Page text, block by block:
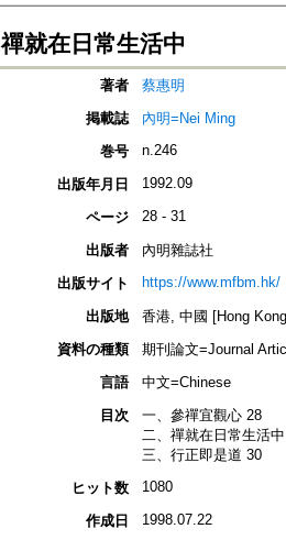
禪就在日常生活中
著者
蔡惠明
掲載誌
內明=Nei Ming
巻号
n.246
出版年月日 1992.09
ページ 28 - 31
出版者
內明雜誌社
出版サイト
https://www.mfbm.hk/
出版地
香港, 中國 [Hong
資料の種類
期刊論文=Journal
言語
中文=Chinese
目次
一、參禪宜觀心 28
二、禪就在日常生活
三、行正即是道 30
ヒット数
1080
作成日 1998.07.22